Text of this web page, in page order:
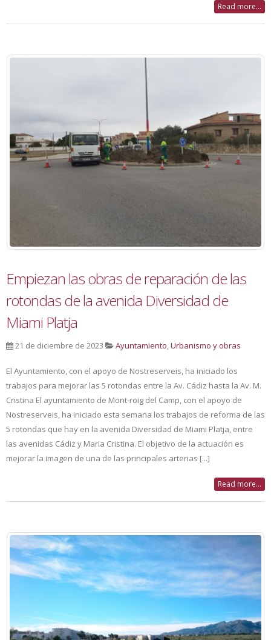
Read more...
Empiezan las obras de reparación de las
rotondas de la avenida Diversidad de
Miami Platja
21 de diciembre de 2023 Ayuntamiento,Urbanismo y obras
El Ayuntamiento, con el apoyo de Nostreserveis, ha iniciado los
trabajos para mejorar las 5 rotondas entre la Av. Cádiz hasta la Av. M.
Cristina El ayuntamiento de Mont-roig del Camp, con el apoyo de
Nostreserveis, ha iniciado esta semana los trabajos de reforma de las
5 rotondas que hay en la avenida Diversidad de Miami Platja, entre
las avenidas Cádiz y Maria Cristina. El objetivo de la actuación es
mejorar la imagen de una de las principales arterias [...]
Read more...